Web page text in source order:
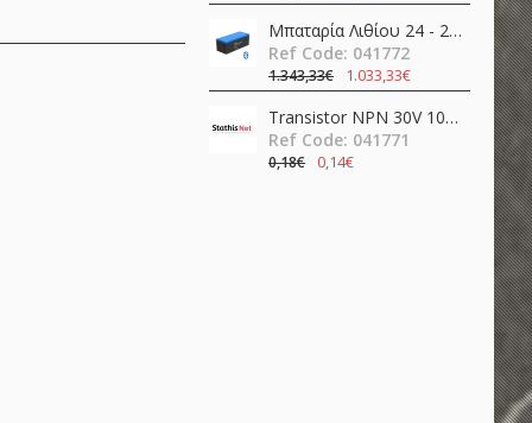
Μπαταρία Λιθίου 24 - 25,6V 205Ah 5.26kWh EP-LFP24200B Epever
Ref Code: 041772
1.343,33€ 1.033,33€
Transistor NPN 30V 100mA HFE=400 TO-92 BC549CBK Diotec Semiconductor
Ref Code: 041771
0,18€ 0,14€